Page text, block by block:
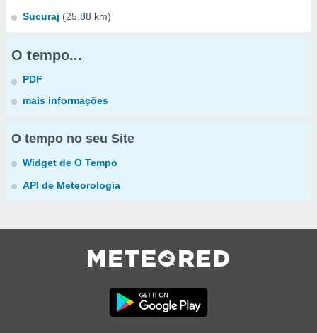
Sucuraj (25.88 km)
O tempo...
PDF
mais informações
O tempo no seu Site
Widget de O Tempo
API de Meteorologia